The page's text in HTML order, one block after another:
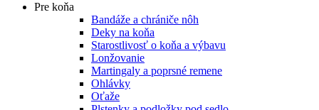
Pre koňa
Bandáže a chrániče nôh
Deky na koňa
Starostlivosť o koňa a výbavu
Lonžovanie
Martingaly a poprsné remene
Ohlávky
Oťaže